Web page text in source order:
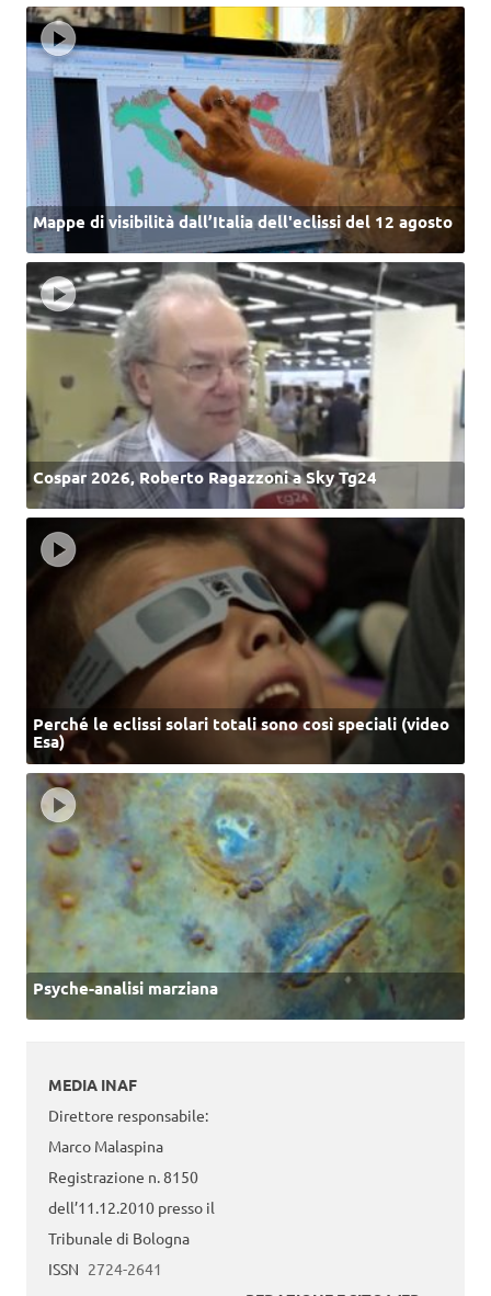
Mappe di visibilità dall’Italia dell'eclissi del 12 agosto
Cospar 2026, Roberto Ragazzoni a Sky Tg24
Perché le eclissi solari totali sono così speciali (video
Esa)
Psyche-analisi marziana
MEDIA INAF
Direttore responsabile:
Marco Malaspina
Registrazione n. 8150
dell’11.12.2010 presso il
Tribunale di Bologna
ISSN 2724-2641